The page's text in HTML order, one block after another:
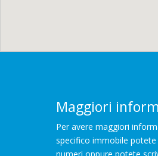
Maggiori
Per avere maggiori
specifico immobile